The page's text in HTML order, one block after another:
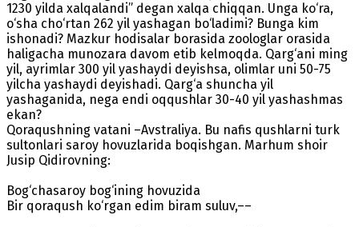
1230 yilda xalqalandi” degan xalqa chiqqan. Unga ko‘ra,
o‘sha cho‘rtan 262 yil yashagan bo‘ladimi? Bunga kim
ishonadi? Mazkur hodisalar borasida zoologlar orasida
haligacha munozara davom etib kelmoqda. Qarg‘ani ming
yil, ayrimlar 300 yil yashaydi deyishsa, olimlar uni 50-75
yilcha yashaydi deyishadi. Qarg‘a shuncha yil
yashaganida, nega endi oqqushlar 30-40 yil yashashmas
ekan?
Qoraqushning vatani –Avstraliya. Bu nafis qushlarni turk
sultonlari saroy hovuzlarida boqishgan. Marhum shoir
Jusip Qidirovning:
Bog‘chasaroy bog‘ining hovuzida
Bir qoraqush ko‘rgan edim biram suluv,––